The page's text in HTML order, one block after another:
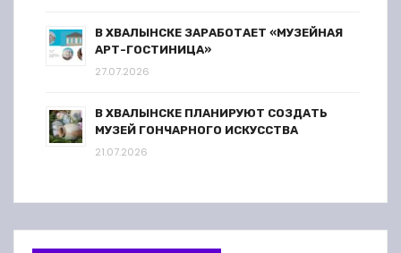
В ХВАЛЫНСКЕ ЗАРАБОТАЕТ «МУЗЕЙНАЯ
АРТ-ГОСТИНИЦА»
27.07.2026
В ХВАЛЫНСКЕ ПЛАНИРУЮТ СОЗДАТЬ
МУЗЕЙ ГОНЧАРНОГО ИСКУССТВА
21.07.2026